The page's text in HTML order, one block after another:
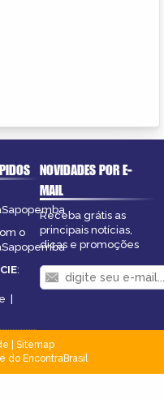
o
:
|
NOVIDADES POR E-
MAIL
Receba grátis as
principais notícias,
dicas e promoções
Sitemap
do EncontraBrasil